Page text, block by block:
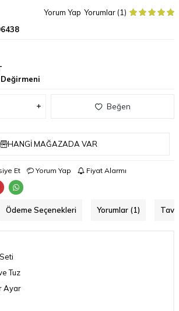
Yorum Yap Yorumlar (1)
Beğen
HANGI MAĞAZADA VAR
Et Yorum Yap Fiyat Alarmı
Ödeme Seçenekleri Yorumlar (1)
Tuz
Ayar